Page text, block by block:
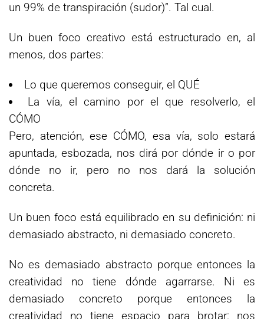
un 99% de transpiración (sudor)”. Tal cual.
Un buen foco creativo está estructurado en, al
menos, dos partes:
Lo que queremos conseguir, el QUÉ
La vía, el camino por el que resolverlo, el
CÓMO
Pero, atención, ese CÓMO, esa vía, solo estará
apuntada, esbozada, nos dirá por dónde ir o por
dónde no ir, pero no nos dará la solución
concreta.
Un buen foco está equilibrado en su definición: ni
demasiado abstracto, ni demasiado concreto.
No es demasiado abstracto porque entonces la
creatividad no tiene dónde agarrarse. Ni es
demasiado concreto porque entonces la
creatividad no tiene espacio para brotar: nos